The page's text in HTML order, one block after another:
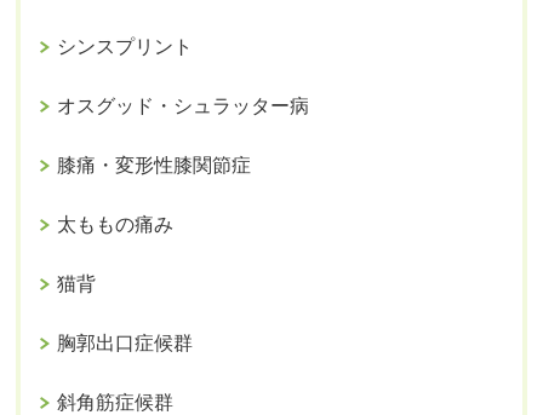
シンスプリント
オスグッド・シュラッター病
膝痛・変形性膝関節症
太ももの痛み
猫背
胸郭出口症候群
斜角筋症候群